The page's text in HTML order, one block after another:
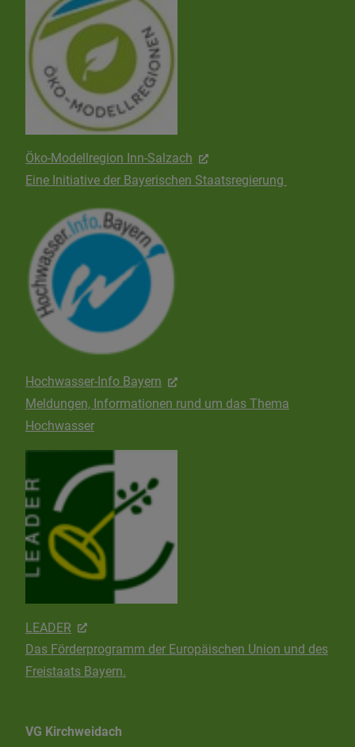
Öko-Modellregion Inn-Salzach
Eine Initiative der Bayerischen Staatsregierung
Hochwasser-Info Bayern
Meldungen, Informationen rund um das Thema
Hochwasser
LEADER
Das Förderprogramm der Europäischen Union und des
Freistaats Bayern.
VG Kirchweidach